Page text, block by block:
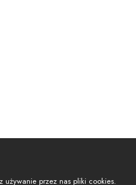
używanie przez nas pliki cookies.